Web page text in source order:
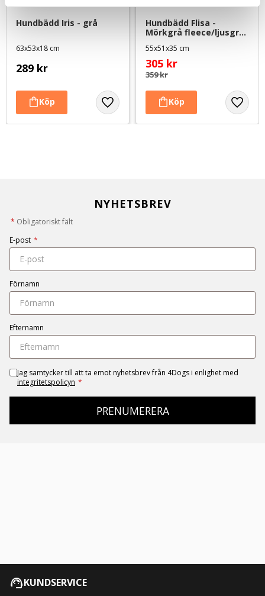
Hundbädd Iris - grå
63x53x18 cm
289 kr
Hundbädd Flisa -
Mörkgrå fleece/ljusgrå
55x51x35 cm
305 kr
359kr
NYHETSBREV
* Obligatoriskt fält
E-post *
Förnamn
Efternamn
Jag samtycker till att ta emot nyhetsbrev från 4Dogs i enlighet med
integritetspolicyn *
PRENUMERERA
KUNDSERVICE